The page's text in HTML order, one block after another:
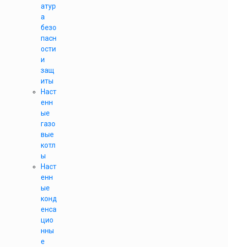
атур
а
безо
пасн
ости
и
защ
иты
Наст
енн
ые
газо
вые
котл
ы
Наст
енн
ые
конд
енса
цио
нны
е